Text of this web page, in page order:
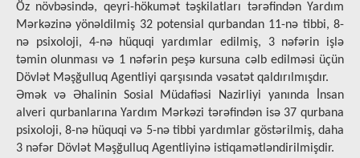
Öz növbəsində, qeyri-hökumət təşkilatları tərəfindən Yardım
Mərkəzinə yönəldilmiş 32 potensial qurbandan 11-nə tibbi, 8-
nə psixoloji, 4-nə hüquqi yardımlar edilmiş, 3 nəfərin işlə
təmin olunması və 1 nəfərin peşə kursuna cəlb edilməsi üçün
Dövlət Məşğulluq Agentliyi qarşısında vəsatət qaldırılmışdır.
Əmək və Əhalinin Sosial Müdafiəsi Nazirliyi yanında İnsan
alveri qurbanlarına Yardım Mərkəzi tərəfindən isə 37 qurbana
psixoloji, 8-nə hüquqi və 5-nə tibbi yardımlar göstərilmiş, daha
3 nəfər Dövlət Məşğulluq Agentliyinə istiqamətləndirilmişdir.